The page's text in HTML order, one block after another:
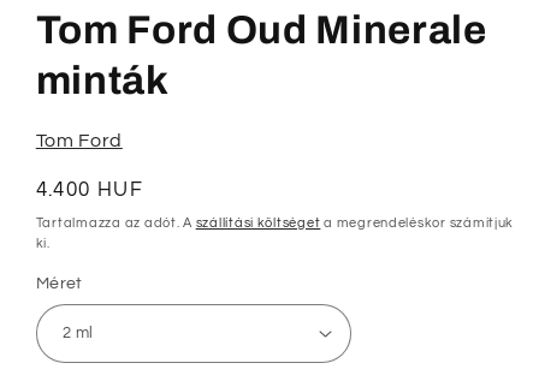
megnyitása
modális
párbeszédpanelen
Tom Ford Oud Minerale
minták
Tom Ford
Normál
ár
4.400 HUF
Tartalmazza az adót. A szállítási költséget a megrendeléskor számítjuk
ki.
Méret